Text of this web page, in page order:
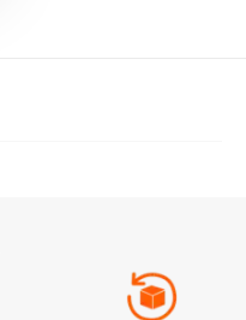
Modern,